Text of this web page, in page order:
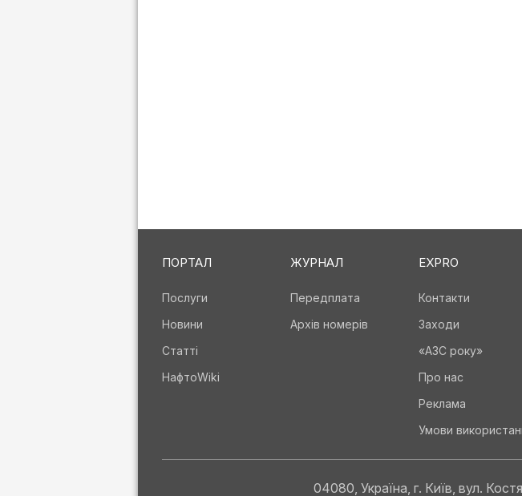
ПОРТАЛ
Послуги
Новини
Статті
НафтоWiki
ЖУРНАЛ
Передплата
Архів номерів
EXPRO
Контакти
Заходи
«АЗС року»
Про нас
Реклама
Умови
04080, Україна, г. Київ, вул.